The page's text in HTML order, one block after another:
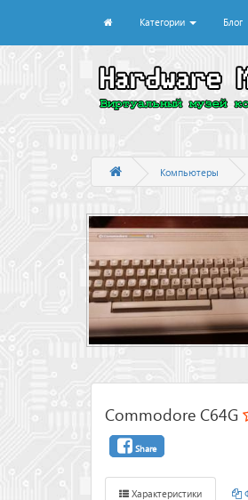
Категории Блог
Компьютеры
Commodore C64G
Share
Характеристики